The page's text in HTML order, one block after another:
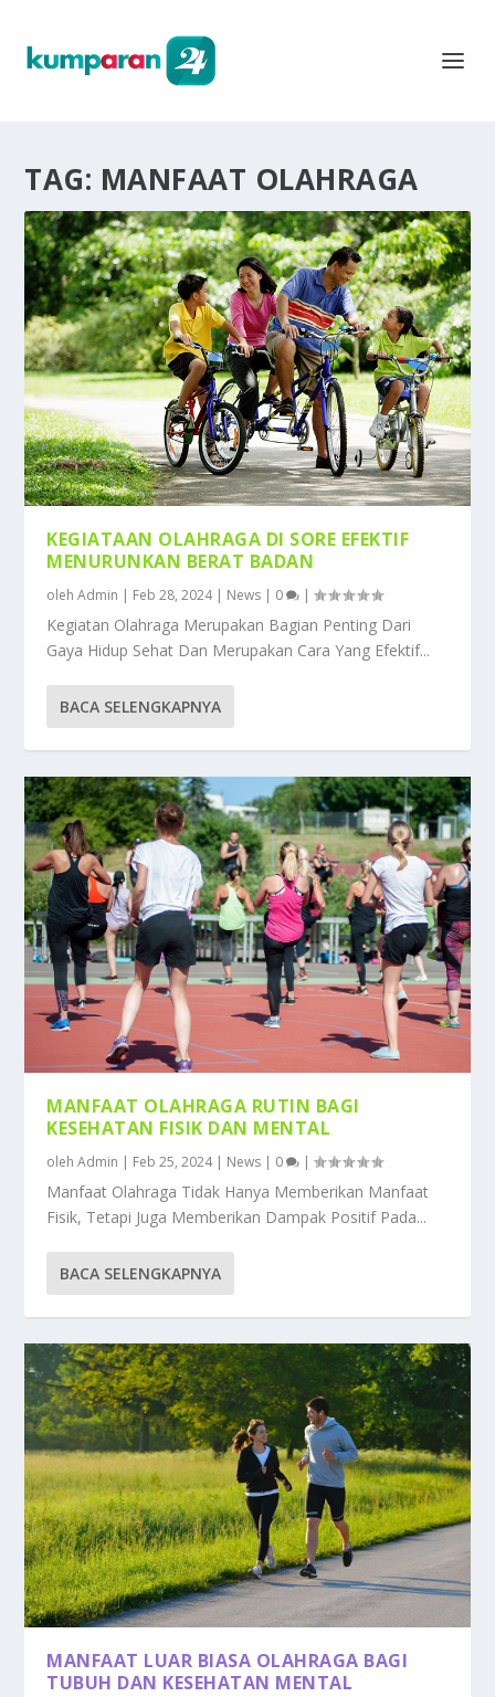
TAG: MANFAAT OLAHRAGA
KEGIATAAN OLAHRAGA DI SORE EFEKTIF
MENURUNKAN BERAT BADAN
olehAdmin | Feb 28, 2024| News | 0 |
Kegiatan Olahraga Merupakan Bagian Penting Dari
Gaya Hidup Sehat Dan Merupakan Cara Yang Efektif...
BACA SELENGKAPNYA
MANFAAT OLAHRAGA RUTIN BAGI
KESEHATAN FISIK DAN MENTAL
olehAdmin | Feb 25, 2024| News | 0 |
Manfaat Olahraga Tidak Hanya Memberikan Manfaat
Fisik, Tetapi Juga Memberikan Dampak Positif Pada...
BACA SELENGKAPNYA
MANFAAT LUAR BIASA OLAHRAGA BAGI
TUBUH DAN KESEHATAN MENTAL